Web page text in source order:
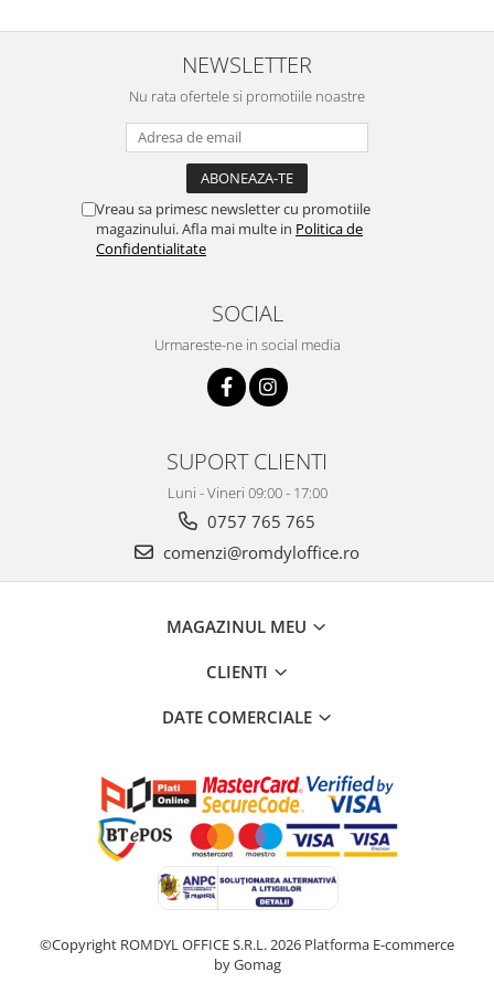
NEWSLETTER
Nu rata ofertele si promotiile noastre
Vreau sa primesc newsletter cu promotiile
magazinului. Afla mai multe in Politica de
Confidentialitate
SOCIAL
Urmareste-ne in social media
SUPORT CLIENTI
Luni - Vineri 09:00 - 17:00
0757 765 765
comenzi@romdyloffice.ro
MAGAZINUL MEU
CLIENTI
DATE COMERCIALE
©Copyright ROMDYL OFFICE S.R.L. 2026 Platforma E-commerce
by Gomag